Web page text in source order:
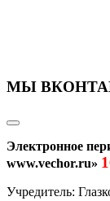
МЫ
Электронное
www.vechor.ru»
Учредитель: